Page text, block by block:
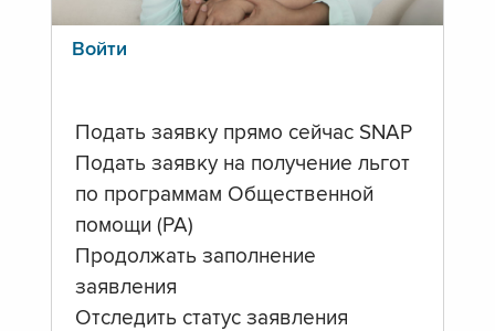
Войти
Подать заявку прямо сейчас SNAP
Подать заявку на получение льгот
по программам Общественной
помощи (PA)
Продолжать заполнение
заявления
Отследить статус заявления